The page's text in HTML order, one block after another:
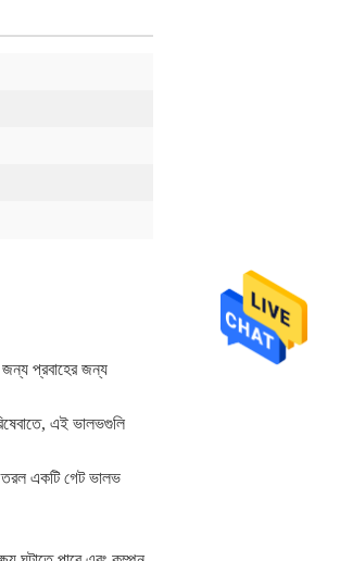
জন্য প্রবাহের জন্য
এই ভালভগুলি
তরল একটি গেট ভালভ